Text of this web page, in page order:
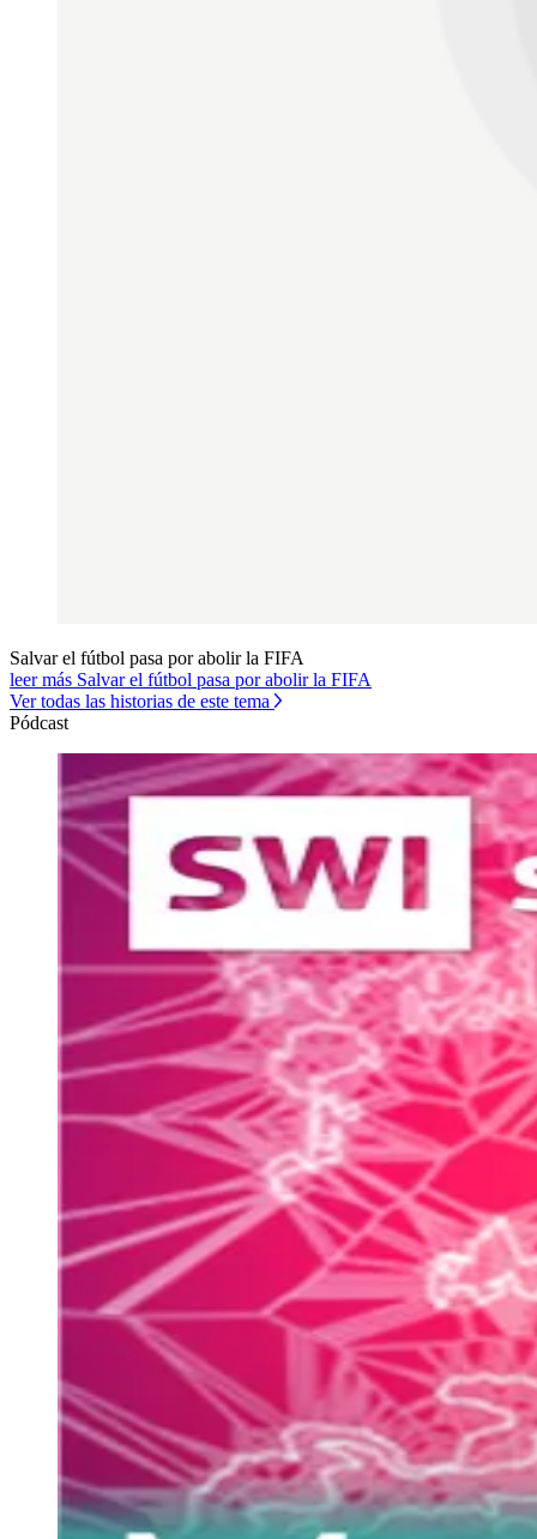
Salvar el fútbol pasa por abolir la FIFA
leer más Salvar el fútbol pasa por abolir la FIFA
Ver todas las historias de este tema
Pódcast